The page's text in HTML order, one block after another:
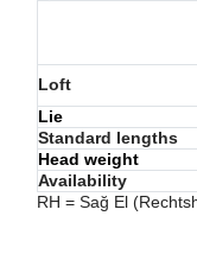
Loft
Lie
Standard lengths
Head weight
Availability
RH = Sağ El